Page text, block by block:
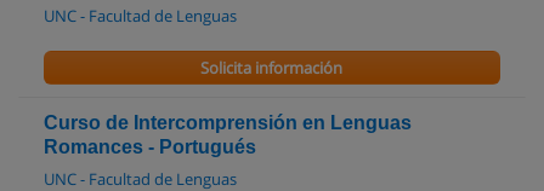
UNC - Facultad de Lenguas
Solicita información
Curso de Intercomprensión en Lenguas
Romances - Portugués
UNC - Facultad de Lenguas